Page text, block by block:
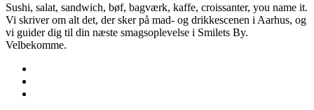
Sushi, salat, sandwich, bøf, bagværk, kaffe, croissanter, you name it.
Vi skriver om alt det, der sker på mad- og drikkescenen i Aarhus, og
vi guider dig til din næste smagsoplevelse i Smilets By.
Velbekomme.